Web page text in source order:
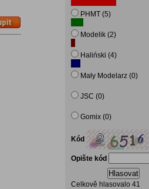
PHMT (5)
Modelik (2)
Haliński (4)
Mały Modelarz (0)
JSC (0)
Gomix (0)
Kód
Opište kód
Hlasovat
Celkově hlasovalo 41